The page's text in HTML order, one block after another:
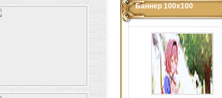
Баннер 100х100